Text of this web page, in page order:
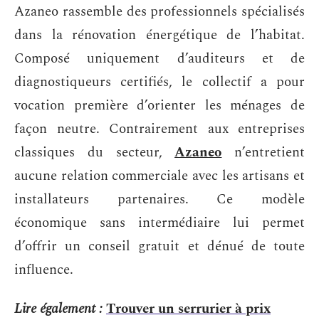
Azaneo rassemble des professionnels spécialisés
dans la rénovation énergétique de l’habitat.
Composé uniquement d’auditeurs et de
diagnostiqueurs certifiés, le collectif a pour
vocation première d’orienter les ménages de
façon neutre. Contrairement aux entreprises
classiques du secteur,Azaneon’entretient
aucune relation commerciale avec les artisans et
installateurs partenaires. Ce modèle
économique sans intermédiaire lui permet
d’offrir un conseil gratuit et dénué de toute
influence.
Lire également :Trouver un serrurier à prix